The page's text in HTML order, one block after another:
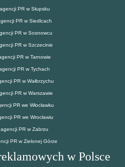
PR w Słupsku
PR w Siedlcach
PR w Sosnowcu
PR w Szczecinie
PR w Tarnowie
PR w Tychach
PR w Wałbrzychu
PR w Warszawie
PR we Włocławku
PR we Wrocławiu
PR w Zabrzu
PR w Zielonej Górze
w Polsce